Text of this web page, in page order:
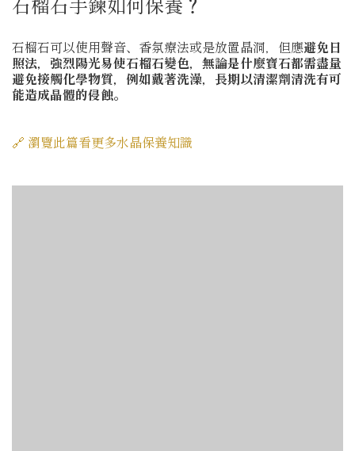
石榴石可以使用聲音、香氛療法或是放置晶洞，但應避免日
照法，強烈陽光易使石榴石變色，無論是什麼寶石都需盡量
避免接觸化學物質，例如戴著洗澡，長期以清潔劑清洗有可
能造成晶體的侵蝕。
🔗 瀏覽此篇看更多水晶保養知識